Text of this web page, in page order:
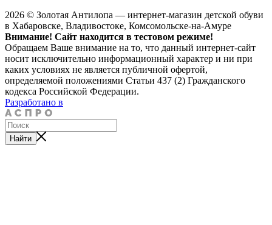
2026 © Золотая Антилопа — интернет-магазин детской обуви
в Хабаровске, Владивостоке, Комсомольске-на-Амуре
Внимание! Сайт находится в тестовом режиме!
Обращаем Ваше внимание на то, что данный интернет-сайт
носит исключительно информационный характер и ни при
каких условиях не является публичной офертой,
определяемой положениями Статьи 437 (2) Гражданского
кодекса Российской Федерации.
Разработано в
Найти